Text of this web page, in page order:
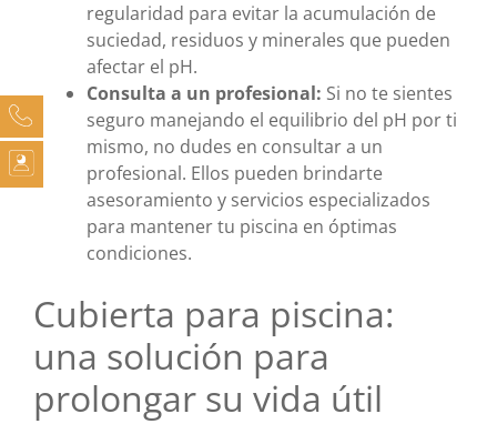
regularidad para evitar la acumulación de
suciedad, residuos y minerales que pueden
afectar el pH.
Consulta a un profesional: Si no te sientes
seguro manejando el equilibrio del pH por ti
mismo, no dudes en consultar a un
profesional. Ellos pueden brindarte
asesoramiento y servicios especializados
para mantener tu piscina en óptimas
condiciones.
Cubierta para piscina:
una solución para
prolongar su vida útil